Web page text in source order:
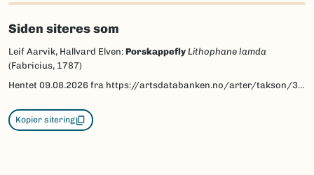
Siden siteres som
Leif Aarvik, Hallvard Elven: Porskappefly Lithophane lamda
(Fabricius, 1787)
Hentet 09.08.2026 fra https://artsdatabanken.no/arter/takson/30790/beskrivelse
Kopier sitering